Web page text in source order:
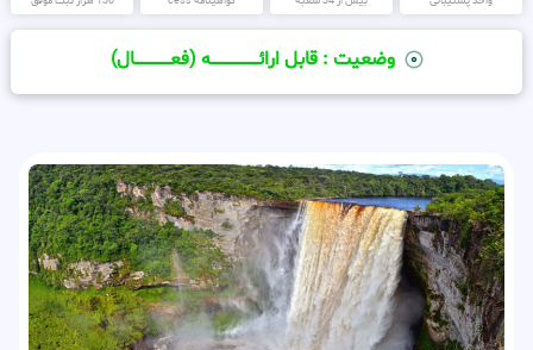
وضعیت : قابل ارائــــــــــــــــــــه (فعـــــــــــــــال)